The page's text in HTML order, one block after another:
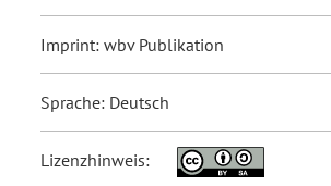
Imprint: wbv Publikation
Sprache: Deutsch
Lizenzhinweis: